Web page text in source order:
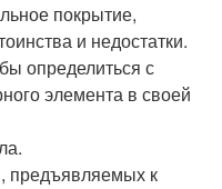
покрытие,
и недостатки.
определиться с
элемента в своей
предъявляемых к